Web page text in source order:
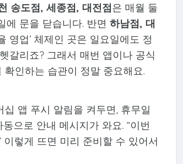
송도점, 세종점, 대전점은 매월 둘
에 문을 닫습니다. 반면 하남점, 대
영업’ 체제인 곳은 일요일에도 정
갈리죠? 그래서 매번 앱이나 공식
확인하는 습관이 정말 중요해요.
십 앱 푸시 알림을 켜두면, 휴무일
동으로 안내 메시지가 와요. “이번
이렇게 뜨면 미리 준비할 수 있어서